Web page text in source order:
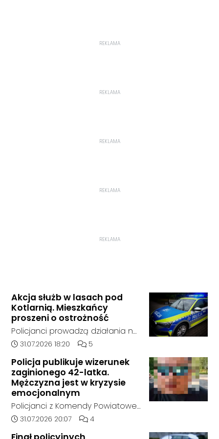
REKLAMA
REKLAMA
REKLAMA
REKLAMA
REKLAMA
Akcja służb w lasach pod
Kotlarnią. Mieszkańcy
proszeni o ostrożność
Policjanci prowadzą działania na
terenie kompleksów leśnych w
nam się ustalić, funkcjonariusze
poszukują mężczyzny, który może
posiadać niebezpieczne
narzędzie, nieoficjalnie broń i
stanowić zagrożenie dla osób
postronnych.
Data dodania artykułu:
31.07.2026 18:20 Liczba komentarzy artykułu:
5
Policja publikuje wizerunek
zaginionego 42-latka.
Mężczyzna jest w kryzysie
emocjonalnym
Policjanci z Komendy Powiatowej
Policji w Kędzierzynie-Koźlu
Data dodania artykułu:
31.07.2026 20:07 Liczba komentarzy artykułu:
4